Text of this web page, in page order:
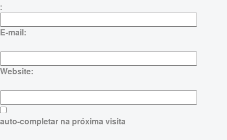
:
E-mail:
Website:
auto-completar na próxima visita